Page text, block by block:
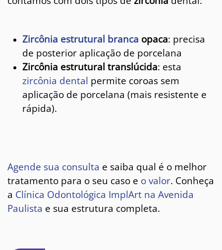
Zircônia estrutural branca opaca: precisa
de posterior aplicação de porcelana
Zircônia estrutural translúcida: esta
zircônia dental permite coroas sem
aplicação de porcelana (mais resistente e
rápida).
Agende sua consulta e saiba qual é o melhor
tratamento para o seu caso e o valor. Conheça
a Clínica Odontológica ImplArt na Avenida
Paulista e sua estrutura completa.